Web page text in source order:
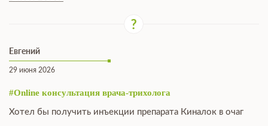
Евгений
29 июня 2026
#Online консультация врача-трихолога
Хотел бы получить инъекции препарата Киналок в очаг